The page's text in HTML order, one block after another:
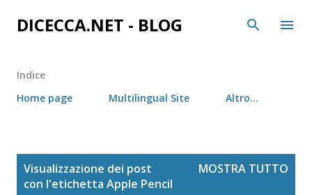
Passa ai contenuti principali
DICECCA.NET - BLOG
Indice
Home page
Multilingual Site Altro…
Visualizzazione dei post
con l'etichetta Apple Pencil
MOSTRA TUTTO